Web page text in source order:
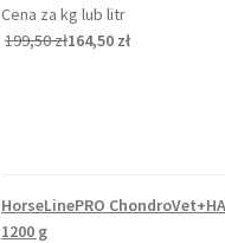
cena
wynosiła:wynosi:
Cena za kg lub litr
199,50zł164,50 zł
HorseLinePRO ChondroVet+HA
1200 g